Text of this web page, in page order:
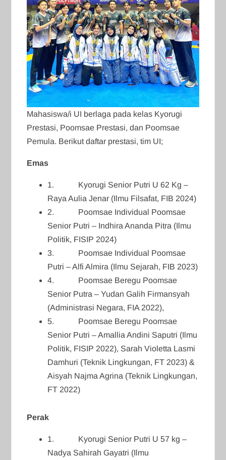
Mahasiswa/i UI berlaga pada kelas Kyorugi
Prestasi, Poomsae Prestasi, dan Poomsae
Pemula. Berikut daftar prestasi, tim UI;
Emas
1. Kyorugi Senior Putri U 62 Kg –
Raya Aulia Jenar (Ilmu Filsafat, FIB 2024)
2. Poomsae Individual Poomsae
Senior Putri – Indhira Ananda Pitra (Ilmu
Politik, FISIP 2024)
3. Poomsae Individual Poomsae
Putri – Alfi Almira (Ilmu Sejarah, FIB 2023)
4. Poomsae Beregu Poomsae
Senior Putra – Yudan Galih Firmansyah
(Administrasi Negara, FIA 2022),
5. Poomsae Beregu Poomsae
Senior Putri – Amallia Andini Saputri (Ilmu
Politik, FISIP 2022), Sarah Violetta Lasmi
Damhuri (Teknik Lingkungan, FT 2023) &
Aisyah Najma Agrina (Teknik Lingkungan,
FT 2022)
Perak
1. Kyorugi Senior Putri U 57 kg –
Nadya Sahirah Gayatri (Ilmu